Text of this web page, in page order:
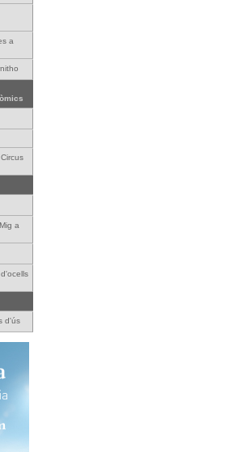
a
a
d'ús